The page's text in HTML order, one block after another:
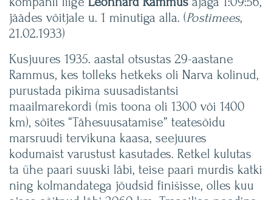
jäädes võitjale u. 1 minutiga alla. (Postimees,
21.02.1933)
Kusjuures 1935. aastal otsustas 29-aastane
Rammus, kes tolleks hetkeks oli Narva kolinud,
purustada pikima suusadistantsi
maailmarekordi (mis toona oli 1300 või 1400
km), sõites “Tähesuusatamise” teatesõidu
marsruudi tervikuna kaasa, seejuures
kodumaist varustust kasutades. Retkel kulutas
ta ühe paari suuski läbi, teise paari murdis katki
ning kolmandatega jõudsid finišisse, olles kuu